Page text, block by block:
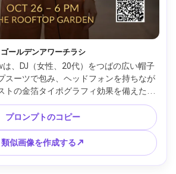
ゴールデンアワーチラシ
、DJ（女性、20代）をつばの広い帽子
スーツで包み、ヘッドフォンを持ちなが
トの金箔タイポグラフィ効果を備えた縦
ーデザイン、きれいな余白、日付と会場
エリア、太陽のフレアと暖かいヘイ
、お世辞な目の高さの構図、エレガ
、ナチュラルシャドウ、リアルなディテ
刷可能なレイアウト、透かしなし --ar
4:5
プロンプトのコピー
類似画像を作成する↗